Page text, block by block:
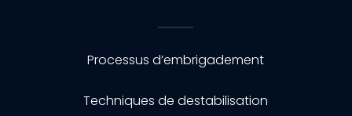
Processus d’embrigadement
Techniques de destabilisation